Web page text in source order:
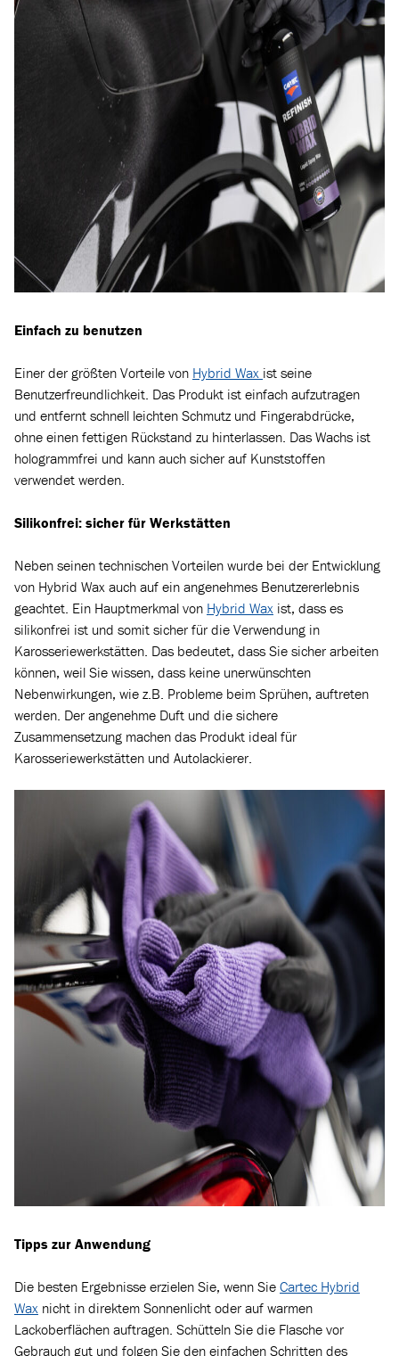
Einfach zu benutzen
Einer der größten Vorteile von Hybrid Wax ist seine
Benutzerfreundlichkeit. Das Produkt ist einfach aufzutragen
und entfernt schnell leichten Schmutz und Fingerabdrücke,
ohne einen fettigen Rückstand zu hinterlassen. Das Wachs ist
hologrammfrei und kann auch sicher auf Kunststoffen
verwendet werden.
Silikonfrei: sicher für Werkstätten
Neben seinen technischen Vorteilen wurde bei der Entwicklung
von Hybrid Wax auch auf ein angenehmes Benutzererlebnis
geachtet. Ein Hauptmerkmal von Hybrid Wax ist, dass es
silikonfrei ist und somit sicher für die Verwendung in
Karosseriewerkstätten. Das bedeutet, dass Sie sicher arbeiten
können, weil Sie wissen, dass keine unerwünschten
Nebenwirkungen, wie z.B. Probleme beim Sprühen, auftreten
werden. Der angenehme Duft und die sichere
Zusammensetzung machen das Produkt ideal für
Karosseriewerkstätten und Autolackierer.
Tipps zur Anwendung
Die besten Ergebnisse erzielen Sie, wenn Sie Cartec Hybrid
Wax nicht in direktem Sonnenlicht oder auf warmen
Lackoberflächen auftragen. Schütteln Sie die Flasche vor
Gebrauch gut und folgen Sie den einfachen Schritten des